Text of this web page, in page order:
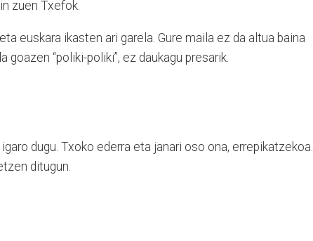
zuen Txefok.
euskara ikasten ari garela. Gure maila ez da altua baina
“poliki-poliki”, ez daukagu presarik.
dugu. Txoko ederra eta janari oso ona, errepikatzekoa.
ditugun.